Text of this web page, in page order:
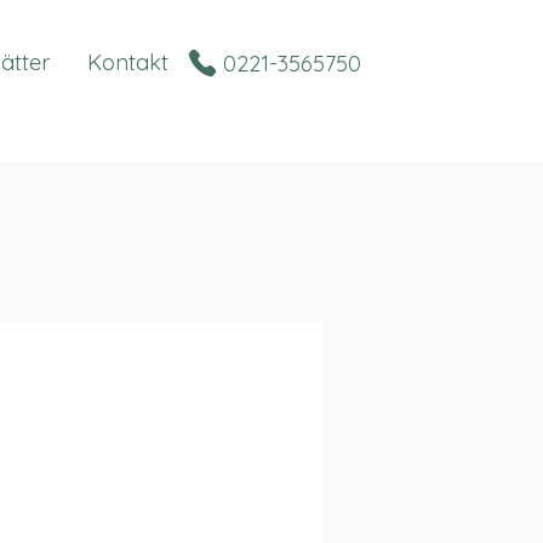
Kontakt 0221-3565750